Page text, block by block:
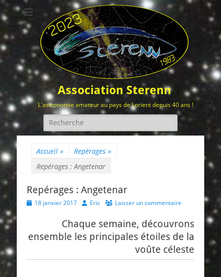
Association Sterenn
L'astronomie amateur au pays de Lorient depuis 40 ans !
Rechercher :
Accueil » Repérages »
Repérages : Angetenar
Repérages : Angetenar
Posted18 janvier 2017 Author
Eric Laisser un commentaire
Chaque semaine, découvrons
ensemble les principales étoiles de la
voûte céleste